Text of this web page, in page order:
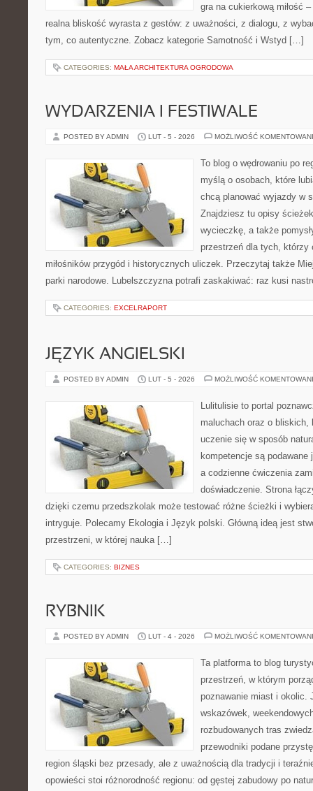
gra na cukierkową miłość
realna bliskość wyrasta z gestów: z uważności, z dialogu, z
tym, co autentyczne. Zobacz kategorie Samotność i Wstyd […]
CATEGORIES: MAŁA ARCHITEKTURA OGRODOWA
WYDARZENIA I FESTIWALE
POSTED BY ADMIN LUT - 5 - 2026 MOŻLIWOŚĆ
To blog o wędrowaniu po
myślą o osobach, które
chcą planować wyjazdy w
Znajdziesz tu opisy
wycieczkę, a także
przestrzeń dla tych, którzy
miłośników przygód i historycznych uliczek. Przeczytaj także
parki narodowe. Lubelszczyzna potrafi zaskakiwać: raz kusi
CATEGORIES: EXCELRAPORT
JĘZYK ANGIELSKI
POSTED BY ADMIN LUT - 5 - 2026 MOŻLIWOŚĆ
Lulitulisie to portal
maluchach oraz o
uczenie się w sposób
kompetencje są
a codzienne ćwiczenia
doświadczenie. Strona
dzięki czemu przedszkolak może testować różne ścieżki i
intryguje. Polecamy Ekologia i Język polski. Główną ideą jest
przestrzeni, w której nauka […]
CATEGORIES: BIZNES
RYBNIK
POSTED BY ADMIN LUT - 4 - 2026 MOŻLIWOŚĆ
Ta platforma to blog
przestrzeń, w którym
poznawanie miast i okolic.
wskazówek,
rozbudowanych tras
przewodniki podane
region śląski bez przesady, ale z uważnością dla tradycji i
opowieści stoi różnorodność regionu: od gęstej zabudowy po